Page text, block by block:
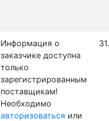
Информация о
заказчике доступна
только
зарегистрированным
поставщикам!
Необходимо
авторизоваться или